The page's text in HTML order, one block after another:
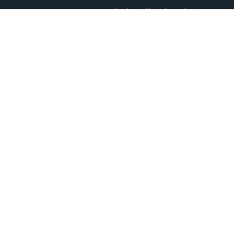
نقل و انتقالات ایران